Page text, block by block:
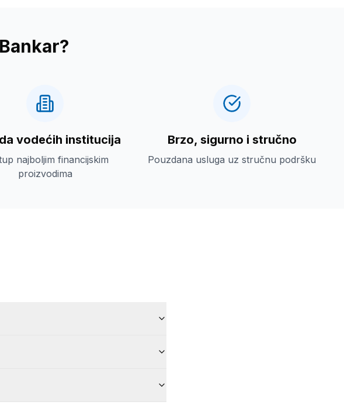
vodećih institucija
najboljim financijskim
proizvodima
Brzo, sigurno i stručno
Pouzdana usluga uz stručnu podršku